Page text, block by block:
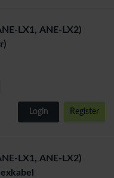
LX1, ANE-LX2)
Login Register
LX1, ANE-LX2)